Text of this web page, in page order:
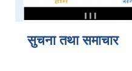
सुचना तथा समाचार